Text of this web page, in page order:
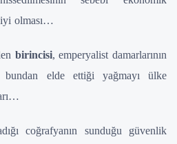
iyi olması…
birincisi, emperyalist damarlarının
elde ettiği yağmayı ülke
coğrafyanın sunduğu güvenlik